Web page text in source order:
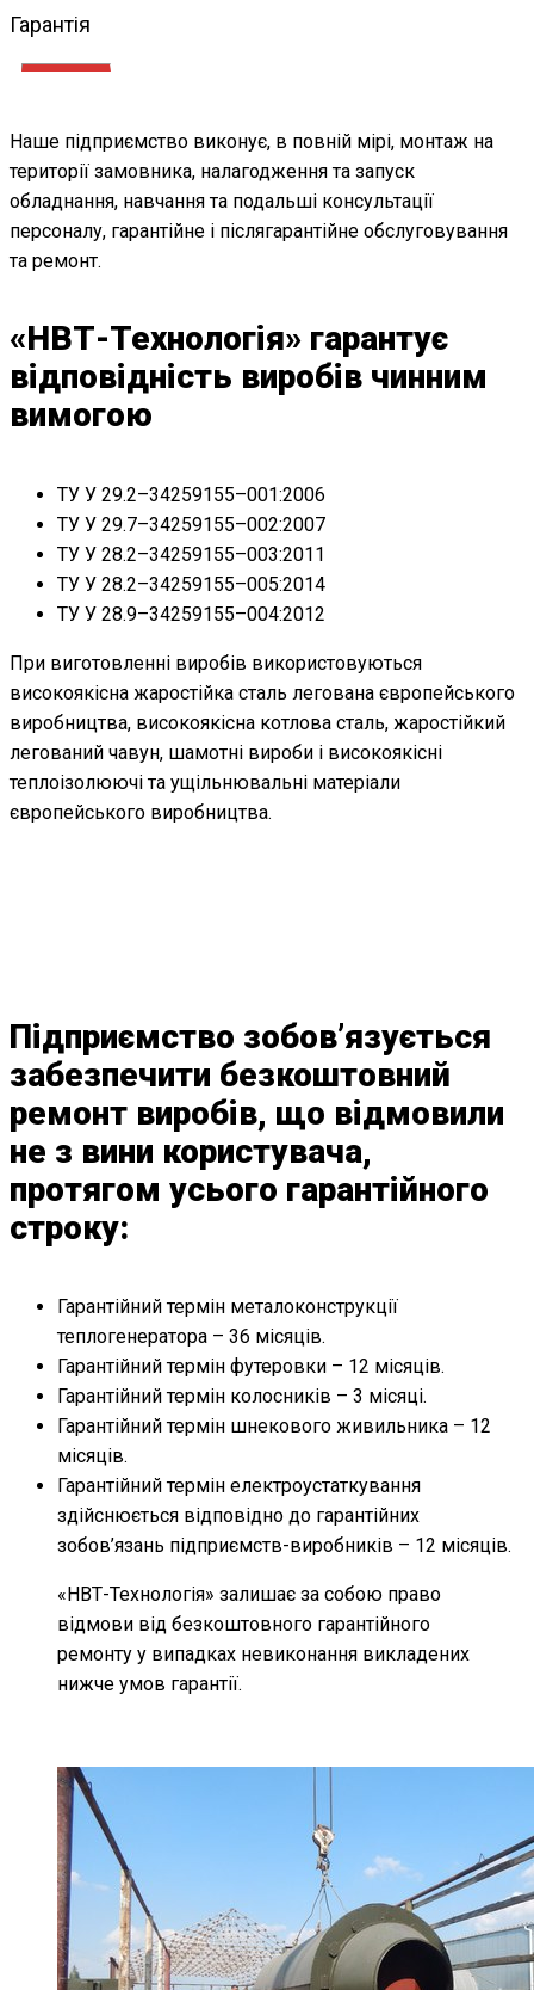
Гарантія
Наше підприємство виконує, в повній мірі, монтаж на
території замовника, налагодження та запуск
обладнання, навчання та подальші консультації
персоналу, гарантійне і післягарантійне обслуговування
та ремонт.
«НВТ-Технологія» гарантує
відповідність виробів чинним
вимогою
ТУ У 29.2–34259155–001:2006
ТУ У 29.7–34259155–002:2007
ТУ У 28.2–34259155–003:2011
ТУ У 28.2–34259155–005:2014
ТУ У 28.9–34259155–004:2012
При виготовленні виробів використовуються
високоякісна жаростійка сталь легована європейського
виробництва, високоякісна котлова сталь, жаростійкий
легований чавун, шамотні вироби і високоякісні
теплоізолюючі та ущільнювальні матеріали
європейського виробництва.
Підприємство зобов’язується
забезпечити безкоштовний
ремонт виробів, що відмовили
не з вини користувача,
протягом усього гарантійного
строку:
Гарантійний термін металоконструкції
теплогенератора – 36 місяців.
Гарантійний термін футеровки – 12 місяців.
Гарантійний термін колосників – 3 місяці.
Гарантійний термін шнекового живильника – 12
місяців.
Гарантійний термін електроустаткування
здійснюється відповідно до гарантійних
зобов’язань підприємств-виробників – 12 місяців.
«НВТ-Технологія» залишає за собою право
відмови від безкоштовного гарантійного
ремонту у випадках невиконання викладених
нижче умов гарантії.